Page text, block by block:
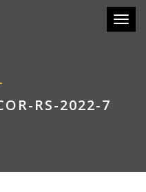
RS-2022-7